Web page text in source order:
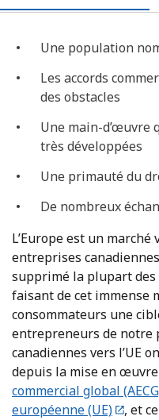
Une population
Les accords
des obstacles
Une main-d’œuvre
très développées
Une primauté du
De nombreux
L’Europe est un
entreprises
supprimé la plupart
faisant de cet immense
consommateurs une
entrepreneurs de notre
canadiennes vers l’UE
depuis la mise en œuvre
commercial global
européenne (UE)
, et